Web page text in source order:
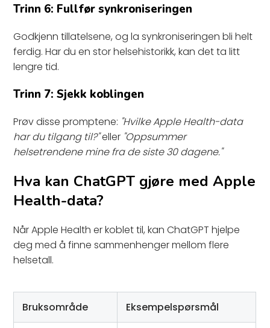
Trinn 6: Fullfør synkroniseringen
Godkjenn tillatelsene, og la synkroniseringen bli helt
ferdig. Har du en stor helsehistorikk, kan det ta litt
lengre tid.
Trinn 7: Sjekk koblingen
Prøv disse promptene: "Hvilke Apple Health-data
har du tilgang til?"eller "Oppsummer
helsetrendene mine fra de siste 30 dagene."
Hva kan ChatGPT gjøre med Apple
Health-data?
Når Apple Health er koblet til, kan ChatGPT hjelpe
deg med å finne sammenhenger mellom flere
helsetall.
Bruksområde Eksempelspørsmål